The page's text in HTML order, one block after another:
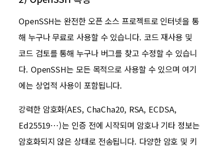
OpenSSH는 완전한 오픈 소스 프로젝트로 인터넷을 통
해 누구나 무료로 사용할 수 있습니다. 코드 재사용 및
코드 검토를 통해 누구나 버그를 찾고 수정할 수 있습니
다. OpenSSH는 모든 목적으로 사용할 수 있으며 여기
에는 상업적 사용이 포함됩니다.
강력한 암호화(AES, ChaCha20, RSA, ECDSA,
Ed25519…)는 인증 전에 시작되며 암호나 기타 정보는
암호화되지 않은 상태로 전송됩니다. 다양한 암호 및 키